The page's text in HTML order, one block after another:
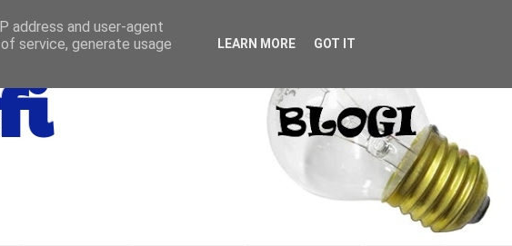
address and user-agent
service, generate usage
LEARN MORE GOT IT